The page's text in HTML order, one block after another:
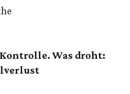
Was droht: